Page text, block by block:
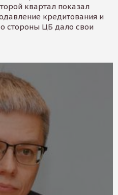
квартал показал
кредитования и
стороны ЦБ дало свои